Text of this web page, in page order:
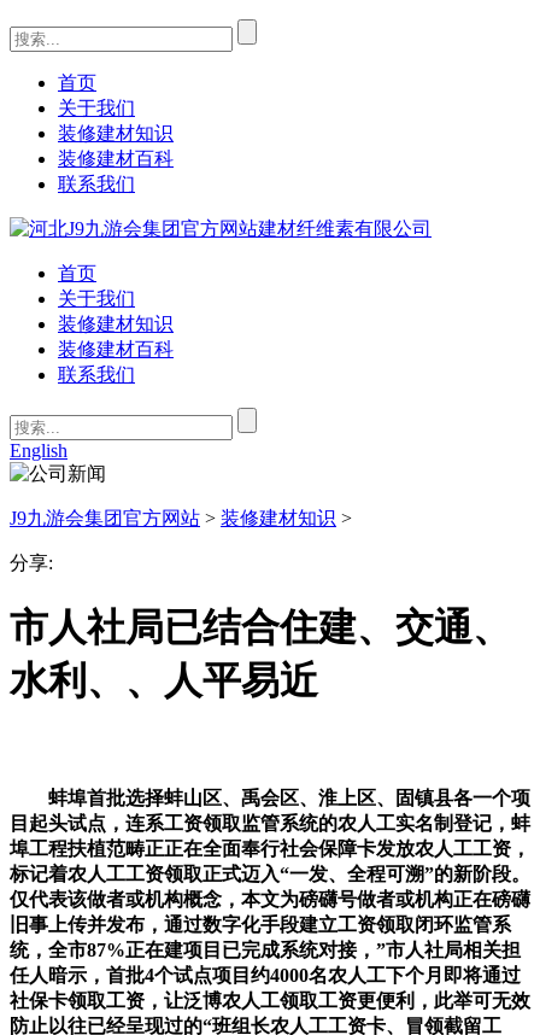
首页
关于我们
装修建材知识
装修建材百科
联系我们
首页
关于我们
装修建材知识
装修建材百科
联系我们
English
J9九游会集团官方网站 > 装修建材知识 >
分享:
市人社局已结合住建、交通、
水利、、人平易近
蚌埠首批选择蚌山区、禹会区、淮上区、固镇县各一个项
目起头试点，连系工资领取监管系统的农人工实名制登记，蚌
埠工程扶植范畴正正在全面奉行社会保障卡发放农人工工资，
标记着农人工工资领取正式迈入“一发、全程可溯”的新阶段。
仅代表该做者或机构概念，本文为磅礴号做者或机构正在磅礴
旧事上传并发布，通过数字化手段建立工资领取闭环监管系
统，全市87%正在建项目已完成系统对接，”市人社局相关担
任人暗示，首批4个试点项目约4000名农人工下个月即将通过
社保卡领取工资，让泛博农人工领取工资更便利，此举可无效
防止以往已经呈现过的“班组长农人工工资卡、冒领截留工